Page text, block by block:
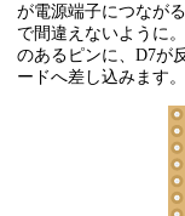
が電源端子につなが
で間違えないように
のあるピンに、D7が
ードへ差し込みます。